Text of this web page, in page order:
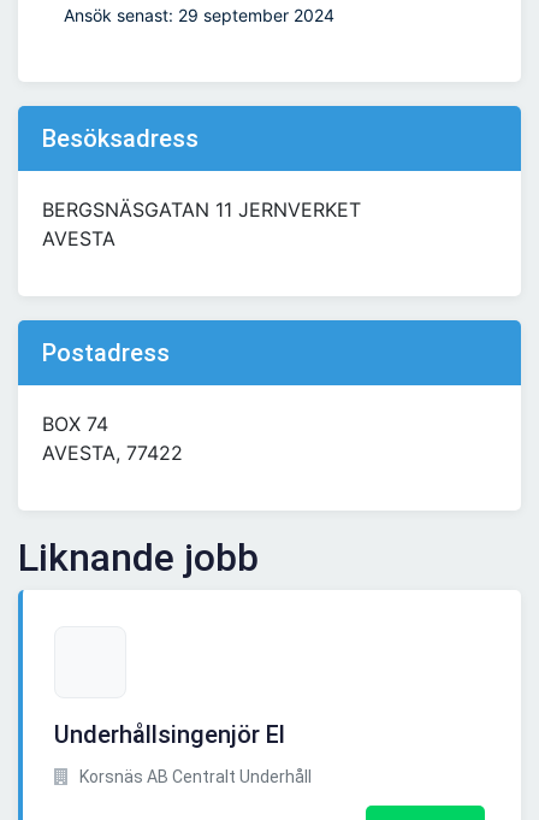
Ansök senast: 29 september 2024
Besöksadress
BERGSNÄSGATAN 11 JERNVERKET
AVESTA
Postadress
BOX 74
AVESTA, 77422
Liknande jobb
Underhållsingenjör El
Korsnäs AB Centralt Underhåll